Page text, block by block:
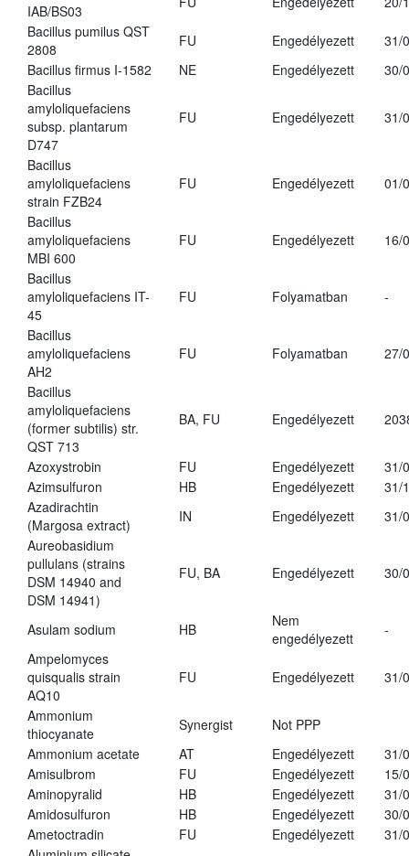
IAB/BS03
Bacillus pumilus QST
2808
FU Engedélyezett
31/
Bacillus firmus I-1582
NE Engedélyezett
30/
Bacillus
amyloliquefaciens
subsp. plantarum
D747
FU Engedélyezett 31/
Bacillus
amyloliquefaciens
strain FZB24
FU Engedélyezett 01/
Bacillus
amyloliquefaciens
MBI 600
FU Engedélyezett 16/
Bacillus
amyloliquefaciens IT-
45
FU Folyamatban -
Bacillus
amyloliquefaciens
AH2
FU Folyamatban 27/
Bacillus
amyloliquefaciens
(former subtilis) str.
QST 713
BA, FU Engedélyezett
Azoxystrobin FU Engedélyezett
31/
Azimsulfuron
HB Engedélyezett
31/
Azadirachtin
(Margosa extract)
IN Engedélyezett
31/
Aureobasidium
pullulans (strains
DSM 14940 and
DSM 14941)
FU, BA Engedélyezett 30/
Asulam sodium HB
Nem
engedélyezett
-
Ampelomyces
quisqualis strain
AQ10
FU Engedélyezett 31/
Ammonium
thiocyanate
Synergist
Not PPP
Ammonium acetate
AT Engedélyezett
31/
Amisulbrom
FU Engedélyezett
15/
Aminopyralid
HB Engedélyezett
31/
Amidosulfuron
HB Engedélyezett
30/
Ametoctradin
FU Engedélyezett
31/